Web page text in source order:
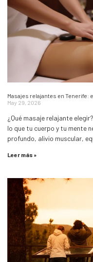
Masajes relajantes en Tenerife:
May 29, 2026
¿Qué masaje relajante
lo que tu cuerpo y tu mente
profundo, alivio muscular,
Leer más »